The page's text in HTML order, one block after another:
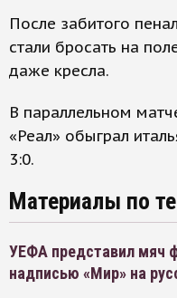
После забитого
стали бросать на
даже кресла.
В параллельном
«Реал» обыграл
3:0.
Материалы по
УЕФА представил мяч
надписью «Мир» на